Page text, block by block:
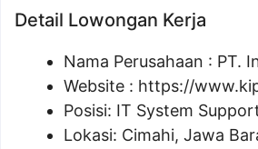
Detail Lowongan Kerja
Nama Perusahaan : PT.
Website : https://
Posisi: IT System
Lokasi: Cimahi, Jawa